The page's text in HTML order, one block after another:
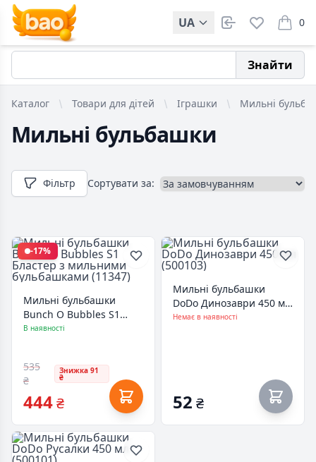
UA 0
items
Знайти
Каталог Товари для дітей Іграшки Мильні
Мильні бульбашки
Фільтр Сортувати за:
-17%
Мильні бульбашки
Bunch O Bubbles S1
Бластер з мильними
В наявності
535
₴
Знижка 91
₴
444₴
Мильні бульбашки
DoDo Динозаври 450 мл
(500103)
Немає в наявності
52 ₴